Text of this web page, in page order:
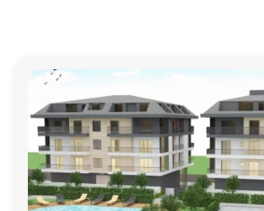
качественными строительными
инфраструктурой.
лифт, зеленый